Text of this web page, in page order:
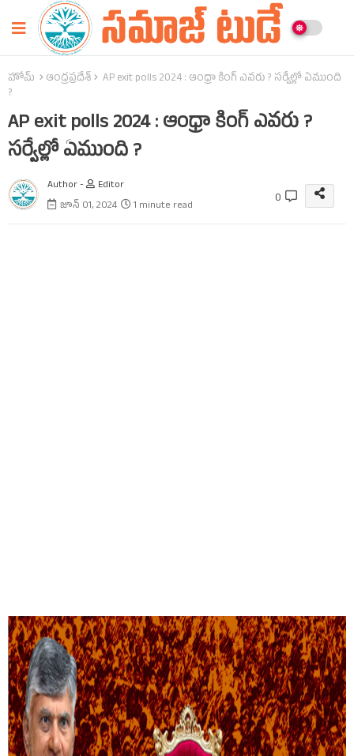
హోమ్ ఆంధ్రప్రదేశ్‌
AP exit polls 2024 : ఆంధ్రా కింగ్‌ ఎవరు ? సర్వేల్లో ఏముంది
?
AP exit polls 2024 : ఆంధ్రా కింగ్‌ ఎవరు ?
సర్వేల్లో ఏముంది ?
Author -
Editor
జూన్ 01, 2024
1 minute read 0